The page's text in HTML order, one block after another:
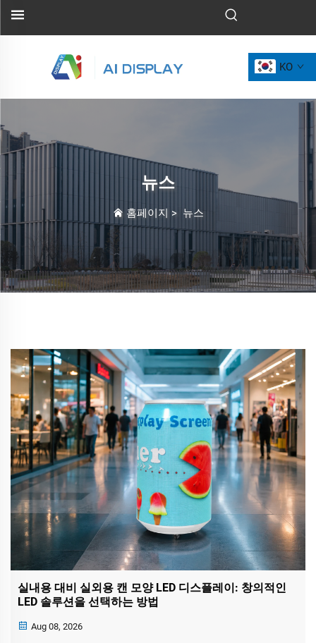
KO
뉴스
홈페이지 > 뉴스
실내용 대비 실외용 캔 모양 LED 디스플레이: 창의적인
LED 솔루션을 선택하는 방법
Aug 08, 2026